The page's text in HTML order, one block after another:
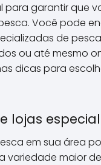
para garantir que
Você pode
de
ou até mesmo
dicas para
lojas
em sua área
variedade maior